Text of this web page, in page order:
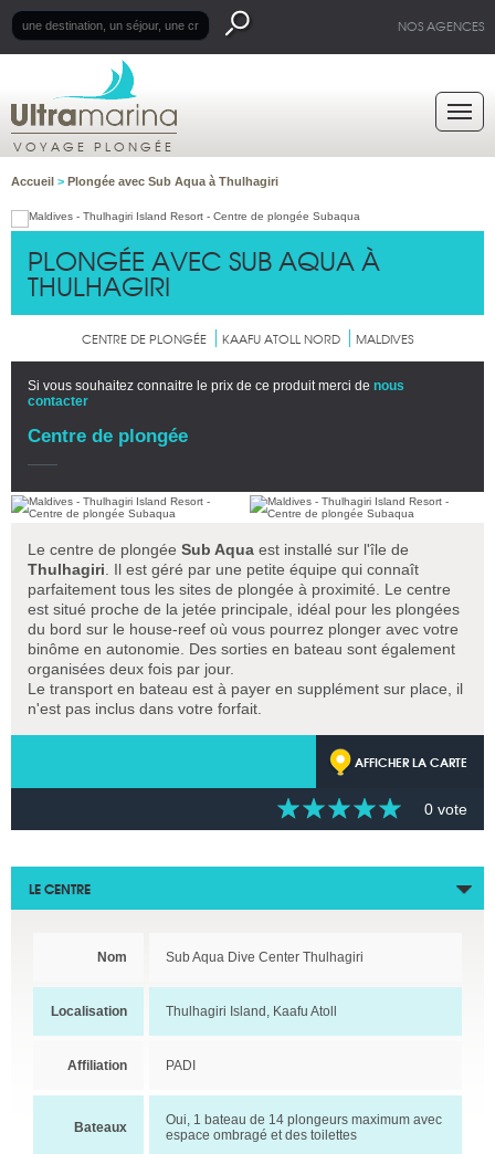
NOS AGENCES
VOYAGE PLONGÉE
Accueil > Plongée avec Sub Aqua à Thulhagiri
PLONGÉE AVEC SUB AQUA À
THULHAGIRI
CENTRE DE PLONGÉE KAAFU ATOLL NORD MALDIVES
Si vous souhaitez connaitre le prix de ce produit merci de nous
contacter
Centre de plongée
Le centre de plongée Sub Aqua est installé sur l'île de
Thulhagiri . Il est géré par une petite équipe qui connaît
parfaitement tous les sites de plongée à proximité. Le centre
est situé proche de la jetée principale, idéal pour les plongées
du bord sur le house-reef où vous pourrez plonger avec votre
binôme en autonomie. Des sorties en bateau sont également
organisées deux fois par jour.
Le transport en bateau est à payer en supplément sur place, il
n'est pas inclus dans votre forfait.
AFFICHER LA CARTE
0 vote
LE CENTRE
Nom Sub Aqua Dive Center Thulhagiri
Localisation Thulhagiri Island, Kaafu Atoll
Affiliation PADI
Bateaux
Oui, 1 bateau de 14 plongeurs maximum avec
espace ombragé et des toilettes